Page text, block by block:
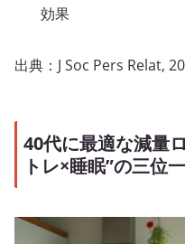
効果
出典：J Soc Pers Relat,
40代に最適な減量
トレ×睡眠”の三位